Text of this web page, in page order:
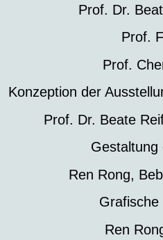
Prof. Dr.
Prof.
Prof.
Konzeption der
Prof. Dr. Beate
Gestaltung
Ren Rong,
Grafische
Ren